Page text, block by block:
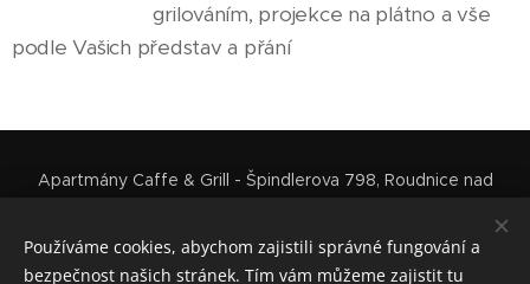
grilováním, projekce na plátno a vše
podle Vašich představ a přání
Apartmány Caffe & Grill - Špindlerova 798, Roudnice nad
Apartmány Ztracená - Orlova 134, Roudnice nad Labem, 413 01,
+420 608 120 931 - číslo pouze pro objednávku ubytování v
Používáme cookies, abychom zajistili správné fungování a
bezpečnost našich stránek. Tím vám můžeme zajistit tu